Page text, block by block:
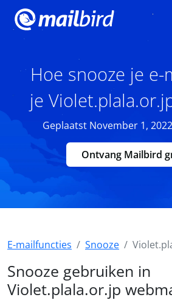
Hoe snooze je
je
Geplaatst November 1,
Ontvang Mailbird
E-mailfuncties Snooze
Snooze gebruiken in
Violet.plala.or.jp